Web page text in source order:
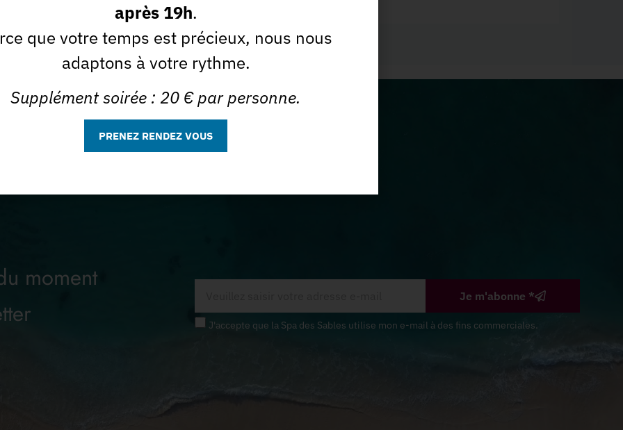
moment
J'accepte que la Spa des Sables utilise mon e-mail à des fins commerciales.
Je m'abonne *
après 19h.
que votre temps est précieux, nous nous
adaptons à votre rythme.
Supplément soirée : 20 € par personne.
PRENEZ RENDEZ VOUS